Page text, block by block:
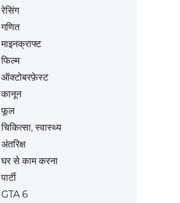
रेसिंग
गणित
माइनक्राफ्ट
फिल्म
ऑक्टोबरफ़ेस्ट
कानून
फूल
चिकित्सा, स्वास्थ्य
अंतरिक्ष
घर से काम करना
पार्टी
GTA 6